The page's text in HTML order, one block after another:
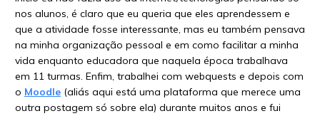
nos alunos, é claro que eu queria que eles aprendessem e
que a atividade fosse interessante, mas eu também pensava
na minha organização pessoal e em como facilitar a minha
vida enquanto educadora que naquela época trabalhava
em 11 turmas. Enfim, trabalhei com webquests e depois com
o Moodle (aliás aqui está uma plataforma que merece uma
outra postagem só sobre ela) durante muitos anos e fui